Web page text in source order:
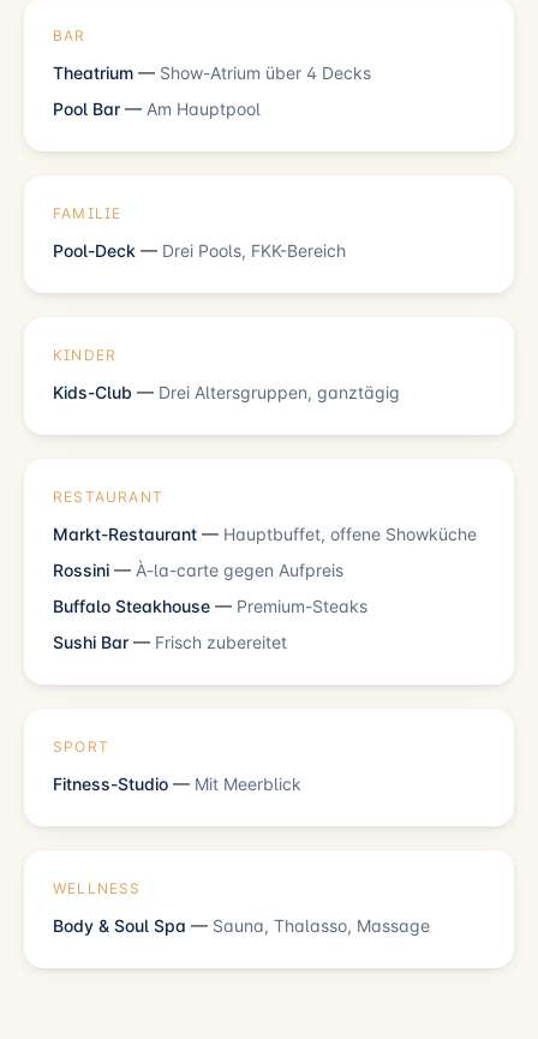
BAR
Theatrium — Show-Atrium über 4 Decks
Pool Bar — Am Hauptpool
FAMILIE
Pool-Deck — Drei Pools, FKK-Bereich
KINDER
Kids-Club — Drei Altersgruppen, ganztägig
RESTAURANT
Markt-Restaurant — Hauptbuffet, offene Showküche
Rossini — À-la-carte gegen Aufpreis
Buffalo Steakhouse — Premium-Steaks
Sushi Bar — Frisch zubereitet
SPORT
Fitness-Studio — Mit Meerblick
WELLNESS
Body & Soul Spa — Sauna, Thalasso, Massage